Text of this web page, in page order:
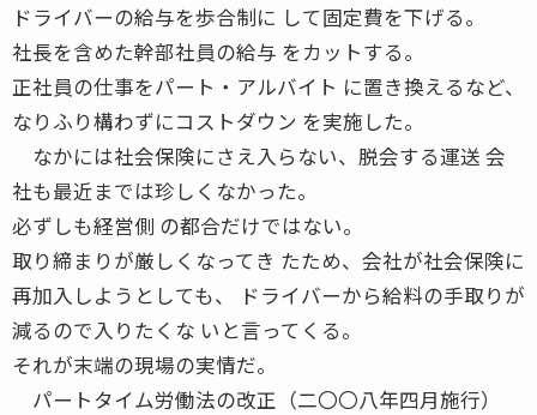
ドライバーの給与を歩合制に して固定費を下げる。
社長を含めた幹部社員の給与 をカットする。
正社員の仕事をパート・アルバイト に置き換えるなど、
なりふり構わずにコストダウン を実施した。
なかには社会保険にさえ入らない、脱会する運送 会
社も最近までは珍しくなかった。
必ずしも経営側 の都合だけではない。
取り締まりが厳しくなってき たため、会社が社会保険に
再加入しようとしても、 ドライバーから給料の手取りが
減るので入りたくな いと言ってくる。
それが末端の現場の実情だ。
パートタイム労働法の改正（二〇〇八年四月施行）